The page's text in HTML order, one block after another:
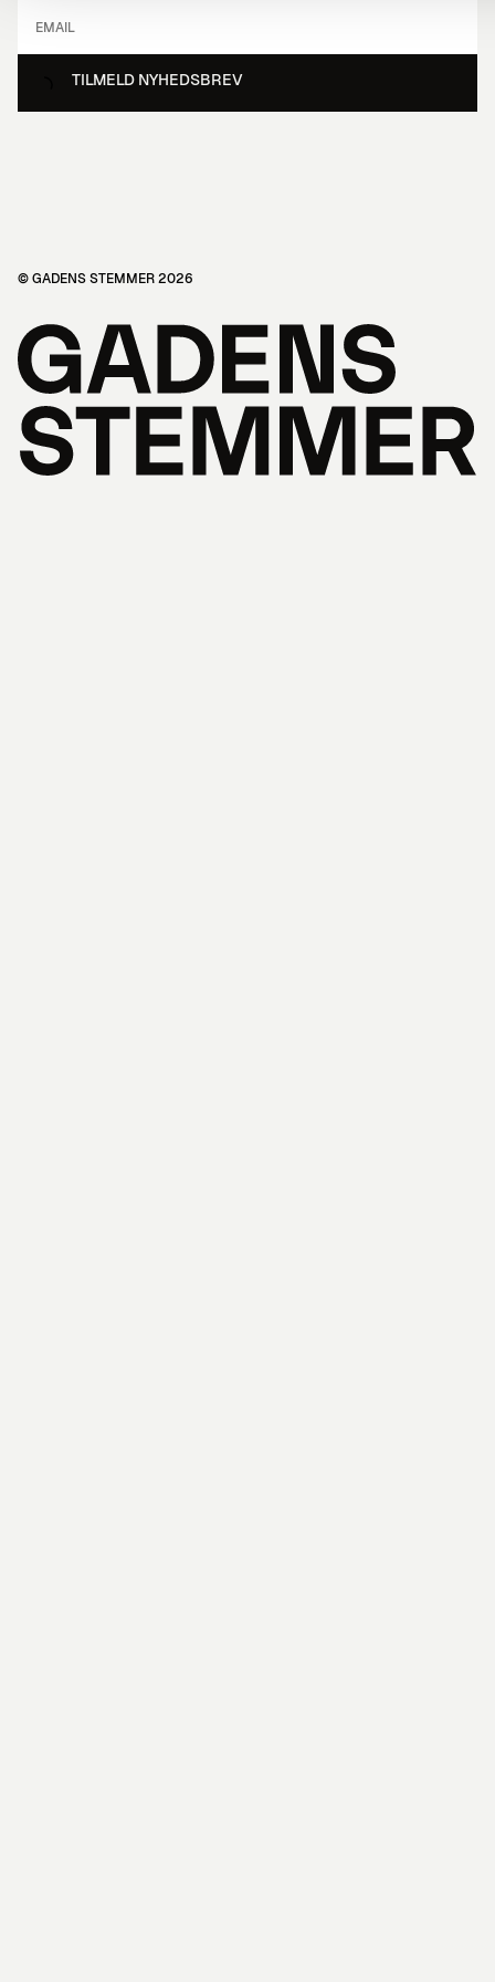
TILMELD NYHEDSBREV
© GADENS STEMMER 2026